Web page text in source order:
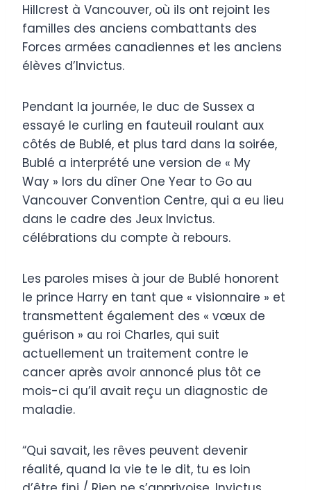
Hillcrest à Vancouver, où ils ont rejoint les
familles des anciens combattants des
Forces armées canadiennes et les anciens
élèves d’Invictus.
Pendant la journée, le duc de Sussex a
essayé le curling en fauteuil roulant aux
côtés de Bublé, et plus tard dans la soirée,
Bublé a interprété une version de « My
Way » lors du dîner One Year to Go au
Vancouver Convention Centre, qui a eu lieu
dans le cadre des Jeux Invictus.
célébrations du compte à rebours.
Les paroles mises à jour de Bublé honorent
le prince Harry en tant que « visionnaire » et
transmettent également des « vœux de
guérison » au roi Charles, qui suit
actuellement un traitement contre le
cancer après avoir annoncé plus tôt ce
mois-ci qu’il avait reçu un diagnostic de
maladie.
“Qui savait, les rêves peuvent devenir
réalité, quand la vie te le dit, tu es loin